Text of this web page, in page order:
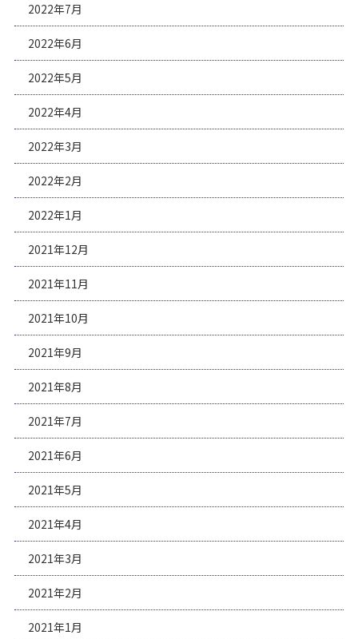
2022年7月
2022年6月
2022年5月
2022年4月
2022年3月
2022年2月
2022年1月
2021年12月
2021年11月
2021年10月
2021年9月
2021年8月
2021年7月
2021年6月
2021年5月
2021年4月
2021年3月
2021年2月
2021年1月